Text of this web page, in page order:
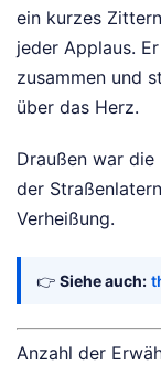
ein kurzes
jeder Applaus.
zusammen und
über das Herz.
Draußen war
der
Verheißung.
👉 Siehe auch:
Anzahl der